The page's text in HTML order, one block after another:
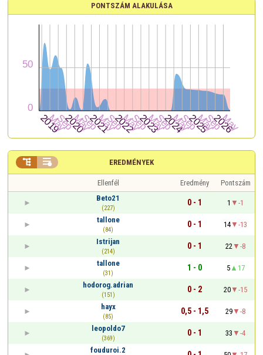
PONTSZÁM ALAKULÁSA
EREDMÉNYEK
 
Ellenfél Eredmény
Pontszám
Beto21
(227)
0 - 1 1
-1
tallone
(84)
0 - 1 14
-13
Istrijan
(214)
0 - 1 22
-8
tallone
(31)
1 - 0 5
17
hodorog.adrian
(151)
0 - 2 20
-15
hayx
(85)
0,5 - 1,5 29
-8
leopoldo7
(369)
0 - 1 33
-4
fouduroi.2